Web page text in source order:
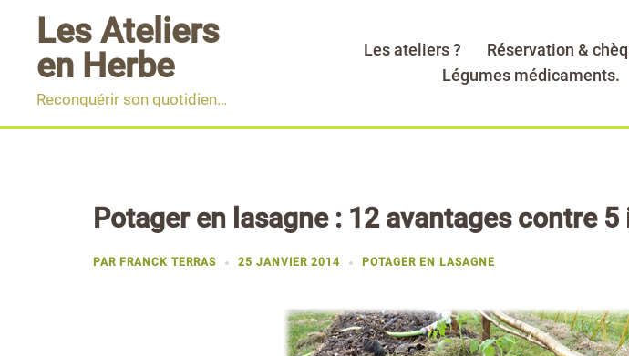
contenu
Les Ateliers
en Herbe
Reconquérir son quotidien…
Les ateliers ? Réservation &
Légumes médicaments.
Potager en lasagne : 12 avantages contre
PAR FRANCK TERRAS 25 JANVIER 2014 POTAGER EN LASAGNE